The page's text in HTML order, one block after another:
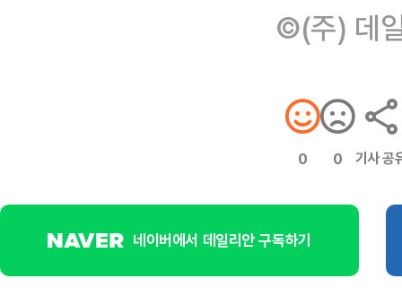
©(주) 데
0 0 기사 공
네이버에서 데일리안 구독하기